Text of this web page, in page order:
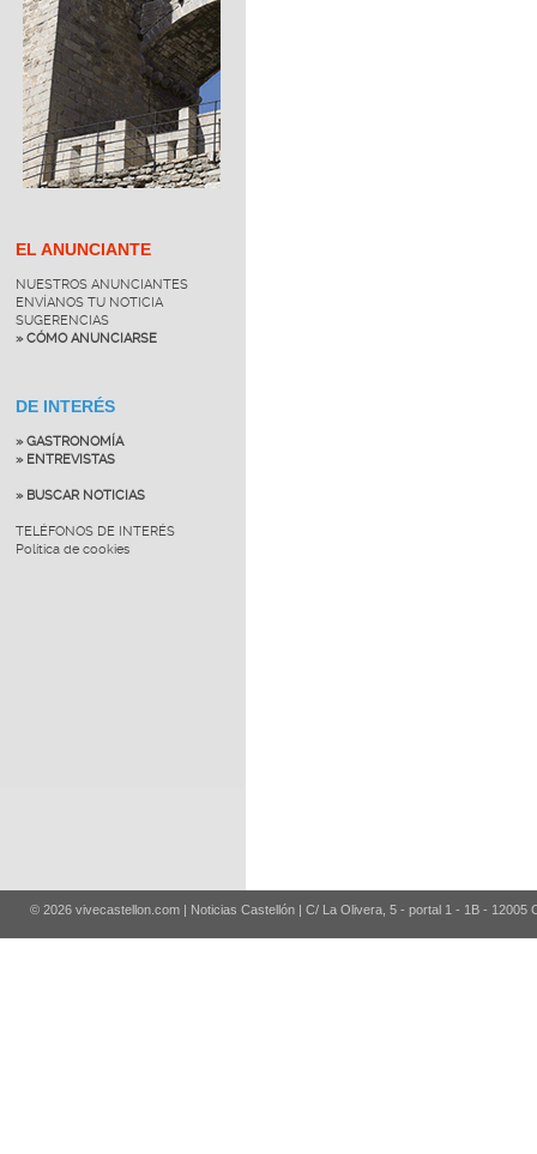
EL ANUNCIANTE
NUESTROS ANUNCIANTES
ENVÍANOS TU NOTICIA
SUGERENCIAS
» CÓMO ANUNCIARSE
DE INTERÉS
» GASTRONOMÍA
» ENTREVISTAS
» BUSCAR NOTICIAS
TELÉFONOS DE INTERÉS
Política de cookies
© 2026 vivecastellon.com | Noticias Castellón | C/ La Olivera, 5 - portal 1 - 1B - 12005